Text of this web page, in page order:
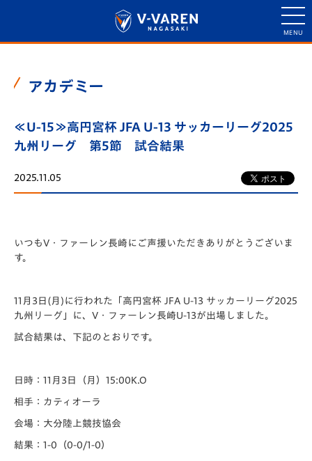
アカデミー
≪U-15≫高円宮杯 JFA U-13 サッカーリーグ2025
九州リーグ 第5節 試合結果
2025.11.05
いつもV・ファーレン長崎にご声援いただきありがとうございま
す。
11月3日(月)に行われた「️高円宮杯 JFA U-13 サッカーリーグ2025
九州リーグ」に、V・ファーレン長崎U-13が出場しました。
試合結果は、下記のとおりです。
日時：11月3日（月）15:00K.O
相手：カティオーラ
会場：大分陸上競技協会
結果：1-0（0-0/1-0）